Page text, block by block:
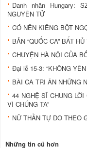
Danh nhân Hungary:
NGUYÊN TỬ
CÓ NÊN KIÊNG BỘT
BẢN “QUỐC CA” BẤT
CHUYỆN HÀ NỘI CỦA
Đại lễ 15-3: “KHÔNG
BÀI CA TRI ÂN NHỮNG
44 NGHỆ SĨ CHUNG
VÌ CHÚNG TA”
NỮ THẦN TỰ DO THEO
Những tin cũ hơn